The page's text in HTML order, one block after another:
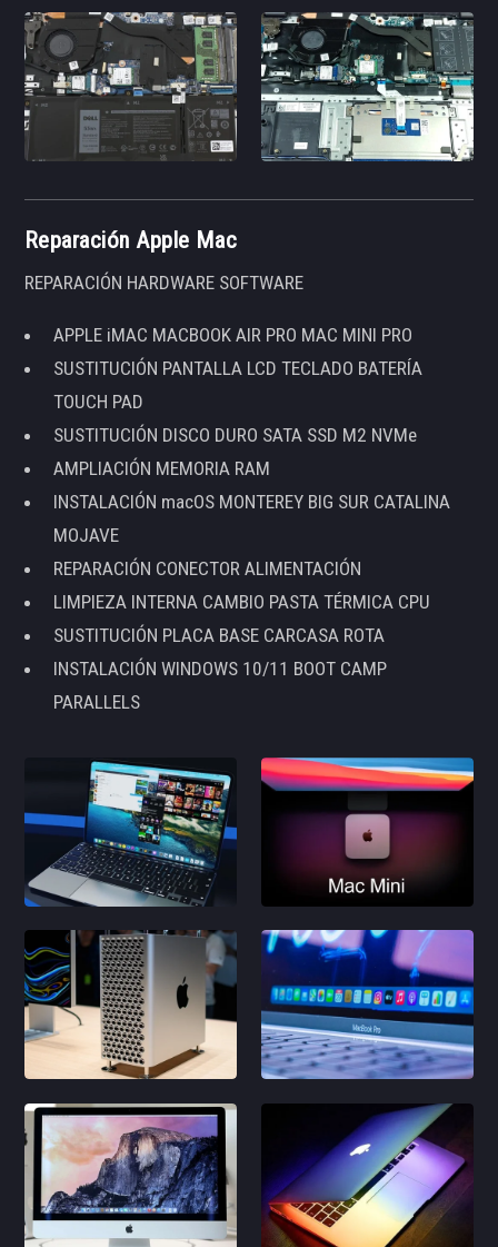
Reparación Apple Mac
REPARACIÓN HARDWARE SOFTWARE
APPLE iMAC MACBOOK AIR PRO MAC MINI PRO
SUSTITUCIÓN PANTALLA LCD TECLADO BATERÍA
TOUCH PAD
SUSTITUCIÓN DISCO DURO SATA SSD M2 NVMe
AMPLIACIÓN MEMORIA RAM
INSTALACIÓN macOS MONTEREY BIG SUR CATALINA
MOJAVE
REPARACIÓN CONECTOR ALIMENTACIÓN
LIMPIEZA INTERNA CAMBIO PASTA TÉRMICA CPU
SUSTITUCIÓN PLACA BASE CARCASA ROTA
INSTALACIÓN WINDOWS 10/11 BOOT CAMP
PARALLELS